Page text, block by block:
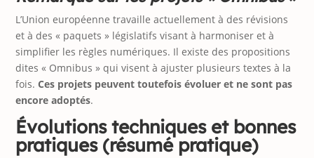
L’Union européenne travaille actuellement à des révisions
et à des « paquets » législatifs visant à harmoniser et à
simplifier les règles numériques. Il existe des propositions
dites « Omnibus » qui visent à ajuster plusieurs textes à la
fois.Ces projets peuvent toutefois évoluer et ne sont pas
encore adoptés.
Évolutions techniques et bonnes
pratiques (résumé pratique)